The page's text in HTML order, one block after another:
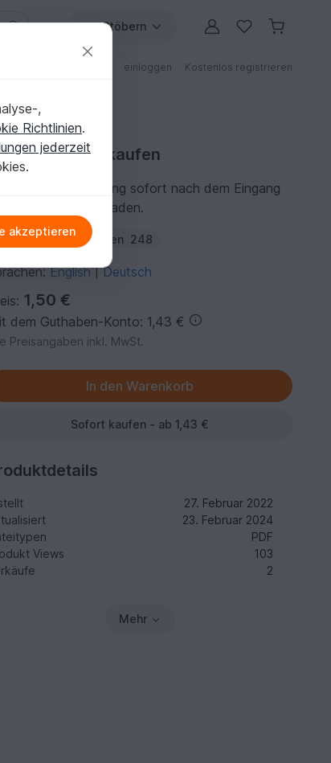
Stöbern
einloggen Kostenlos registrieren
kaufen
kannst die Anleitung sofort nach dem Eingang
Zahlung herunterladen.
amigoll9 Folgen 248
English| Deutsch
1,50 €
dem Guthaben-Konto: 1,43 €
Preisangaben inkl. MwSt.
Sofort kaufen - ab 1,43 €
27. Februar 2022
23. Februar 2024
PDF
Views
103
2
Mehr
,
Richtlinien.
jederzeit
akzeptieren